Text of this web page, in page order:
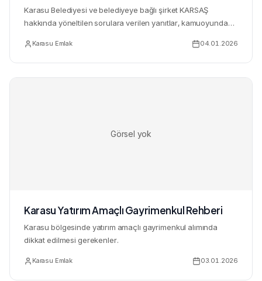
Karasu Belediyesi ve belediyeye bağlı şirket KARSAŞ
hakkında yöneltilen sorulara verilen yanıtlar, kamuoyunda
Karasu Emlak 04.01.2026
Görsel yok
Karasu Yatırım Amaçlı Gayrimenkul Rehberi
Karasu bölgesinde yatırım amaçlı gayrimenkul alımında
dikkat edilmesi gerekenler.
Karasu Emlak 03.01.2026